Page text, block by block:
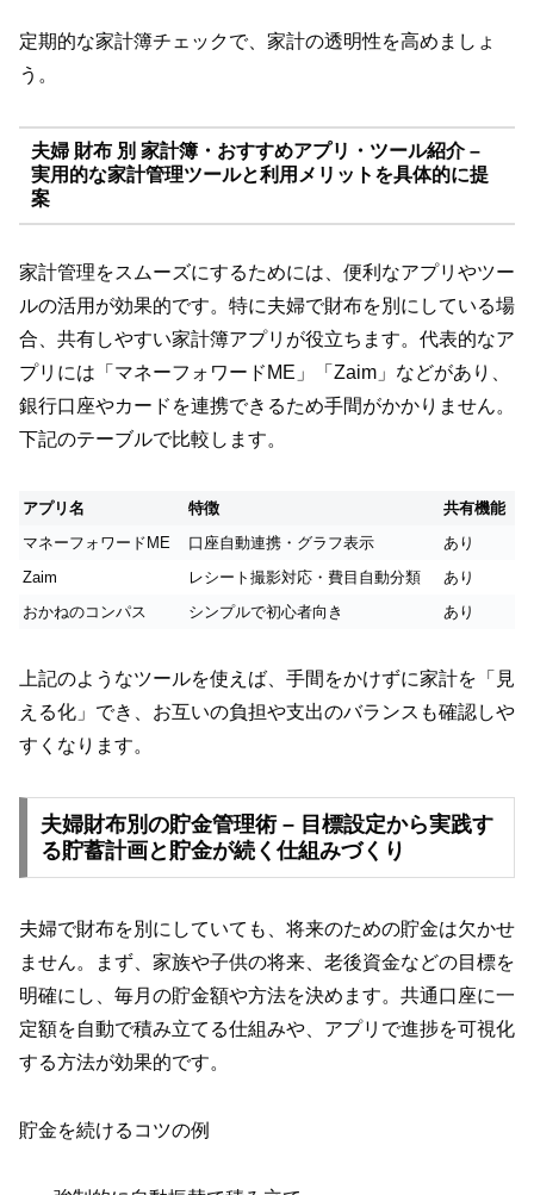
定期的な家計簿チェックで、家計の透明性を高めましょ
う。
夫婦 財布 別 家計簿・おすすめアプリ・ツール紹介 –
実用的な家計管理ツールと利用メリットを具体的に提
案
家計管理をスムーズにするためには、便利なアプリやツー
ルの活用が効果的です。特に夫婦で財布を別にしている場
合、共有しやすい家計簿アプリが役立ちます。代表的なア
プリには「マネーフォワードME」「Zaim」などがあり、
銀行口座やカードを連携できるため手間がかかりません。
下記のテーブルで比較します。
アプリ名 特徴
共有機能
マネーフォワードME
口座自動連携・グラフ表示
あり
Zaim
レシート撮影対応・費目自動分類
あり
おかねのコンパス
シンプルで初心者向き あり
上記のようなツールを使えば、手間をかけずに家計を「見
える化」でき、お互いの負担や支出のバランスも確認しや
すくなります。
夫婦財布別の貯金管理術 – 目標設定から実践す
る貯蓄計画と貯金が続く仕組みづくり
夫婦で財布を別にしていても、将来のための貯金は欠かせ
ません。まず、家族や子供の将来、老後資金などの目標を
明確にし、毎月の貯金額や方法を決めます。共通口座に一
定額を自動で積み立てる仕組みや、アプリで進捗を可視化
する方法が効果的です。
貯金を続けるコツの例